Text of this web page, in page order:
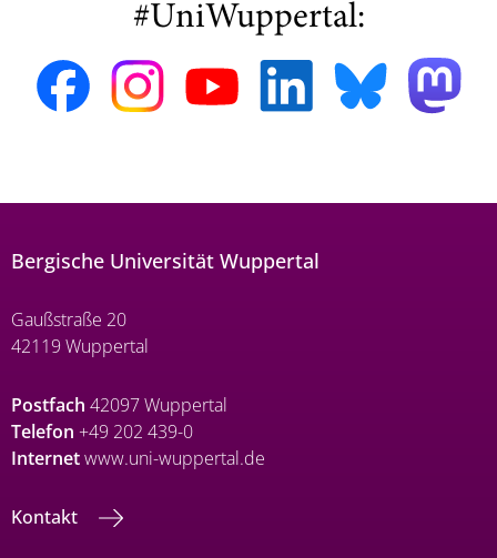
#UniWuppertal:
Bergische Universität Wuppertal
Gaußstraße 20
42119 Wuppertal
Postfach 42097 Wuppertal
Telefon +49 202 439-0
Internetwww.uni-wuppertal.de
Kontakt